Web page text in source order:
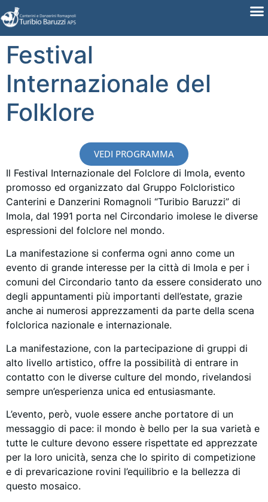
Festival
Internazionale del
Folklore
VEDI PROGRAMMA
Il Festival Internazionale del Folclore di Imola, evento
promosso ed organizzato dal Gruppo Folcloristico
Canterini e Danzerini Romagnoli “Turibio Baruzzi” di
Imola, dal 1991 porta nel Circondario imolese le diverse
espressioni del folclore nel mondo.
La manifestazione si conferma ogni anno come un
evento di grande interesse per la città di Imola e per i
comuni del Circondario tanto da essere considerato uno
degli appuntamenti più importanti dell’estate, grazie
anche ai numerosi apprezzamenti da parte della scena
folclorica nazionale e internazionale.
La manifestazione, con la partecipazione di gruppi di
alto livello artistico, offre la possibilità di entrare in
contatto con le diverse culture del mondo, rivelandosi
sempre un’esperienza unica ed entusiasmante.
L’evento, però, vuole essere anche portatore di un
messaggio di pace: il mondo è bello per la sua varietà e
tutte le culture devono essere rispettate ed apprezzate
per la loro unicità, senza che lo spirito di competizione
e di prevaricazione rovini l’equilibrio e la bellezza di
questo mosaico.